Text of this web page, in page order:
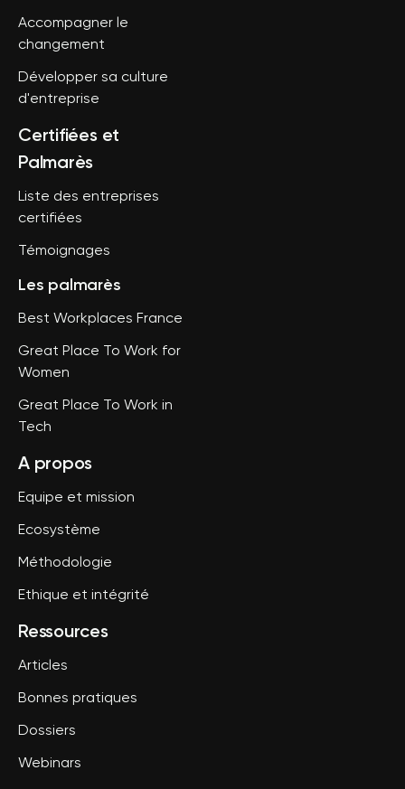
Accompagner le
changement
Développer sa culture
d'entreprise
Certifiées et
Palmarès
Liste des entreprises
certifiées
Témoignages
Les palmarès
Best Workplaces France
Great Place To Work for
Women
Great Place To Work in
Tech
A propos
Equipe et mission
Ecosystème
Méthodologie
Ethique et intégrité
Ressources
Articles
Bonnes pratiques
Dossiers
Webinars